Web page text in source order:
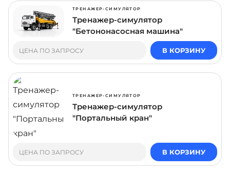
ТРЕНАЖЕР-СИМУЛЯТОР
Тренажер-симулятор
"Бетононасосная машина"
ЦЕНА ПО ЗАПРОСУ В КОРЗИНУ
ТРЕНАЖЕР-СИМУЛЯТОР
Тренажер-симулятор
"Портальный кран"
ЦЕНА ПО ЗАПРОСУ В КОРЗИНУ